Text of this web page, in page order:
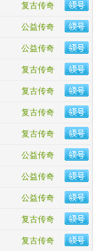
复古传奇
公益传奇
公益传奇
复古传奇
复古传奇
复古传奇
复古传奇
公益传奇
公益传奇
公益传奇
复古传奇
复古传奇